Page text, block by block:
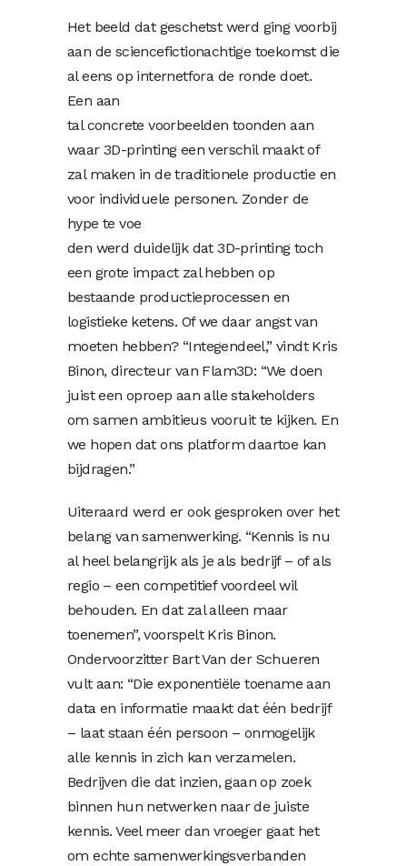
Het beeld dat geschetst werd ging voorbij
aan de sciencefictionachtige toekomst die
al eens op internetfora de ronde doet.
Een aan
tal concrete voorbeelden toonden aan
waar 3D-printing een verschil maakt of
zal maken in de traditionele productie en
voor individuele personen. Zonder de
hype te voe
den werd duidelijk dat 3D-printing toch
een grote impact zal hebben op
bestaande productieprocessen en
logistieke ketens. Of we daar angst van
moeten hebben? “Integendeel,” vindt Kris
Binon, directeur van Flam3D: “We doen
juist een oproep aan alle stakeholders
om samen ambitieus vooruit te kijken. En
we hopen dat ons platform daartoe kan
bijdragen.”
Uiteraard werd er ook gesproken over het
belang van samenwerking. “Kennis is nu
al heel belangrijk als je als bedrijf – of als
regio – een competitief voordeel wil
behouden. En dat zal alleen maar
toenemen”, voorspelt Kris Binon.
Ondervoorzitter Bart Van der Schueren
vult aan: “Die exponentiële toename aan
data en informatie maakt dat één bedrijf
– laat staan één persoon – onmogelijk
alle kennis in zich kan verzamelen.
Bedrijven die dat inzien, gaan op zoek
binnen hun netwerken naar de juiste
kennis. Veel meer dan vroeger gaat het
om echte samenwerkingsverbanden